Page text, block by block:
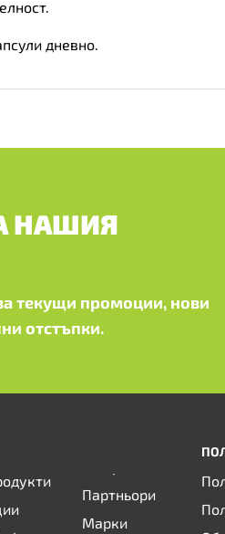
дневно.
НАШИЯ
текущи промоции, нови
отстъпки.
Партньори
Марки